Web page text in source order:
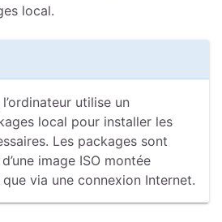
local.
utilise un
local pour installer les
Les packages sont
image ISO montée
via une connexion Internet.